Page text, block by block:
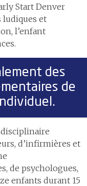
Start Denver
ludiques et
l’enfant
des
de
d’infirmières et
de psychologues,
enfants durant 15